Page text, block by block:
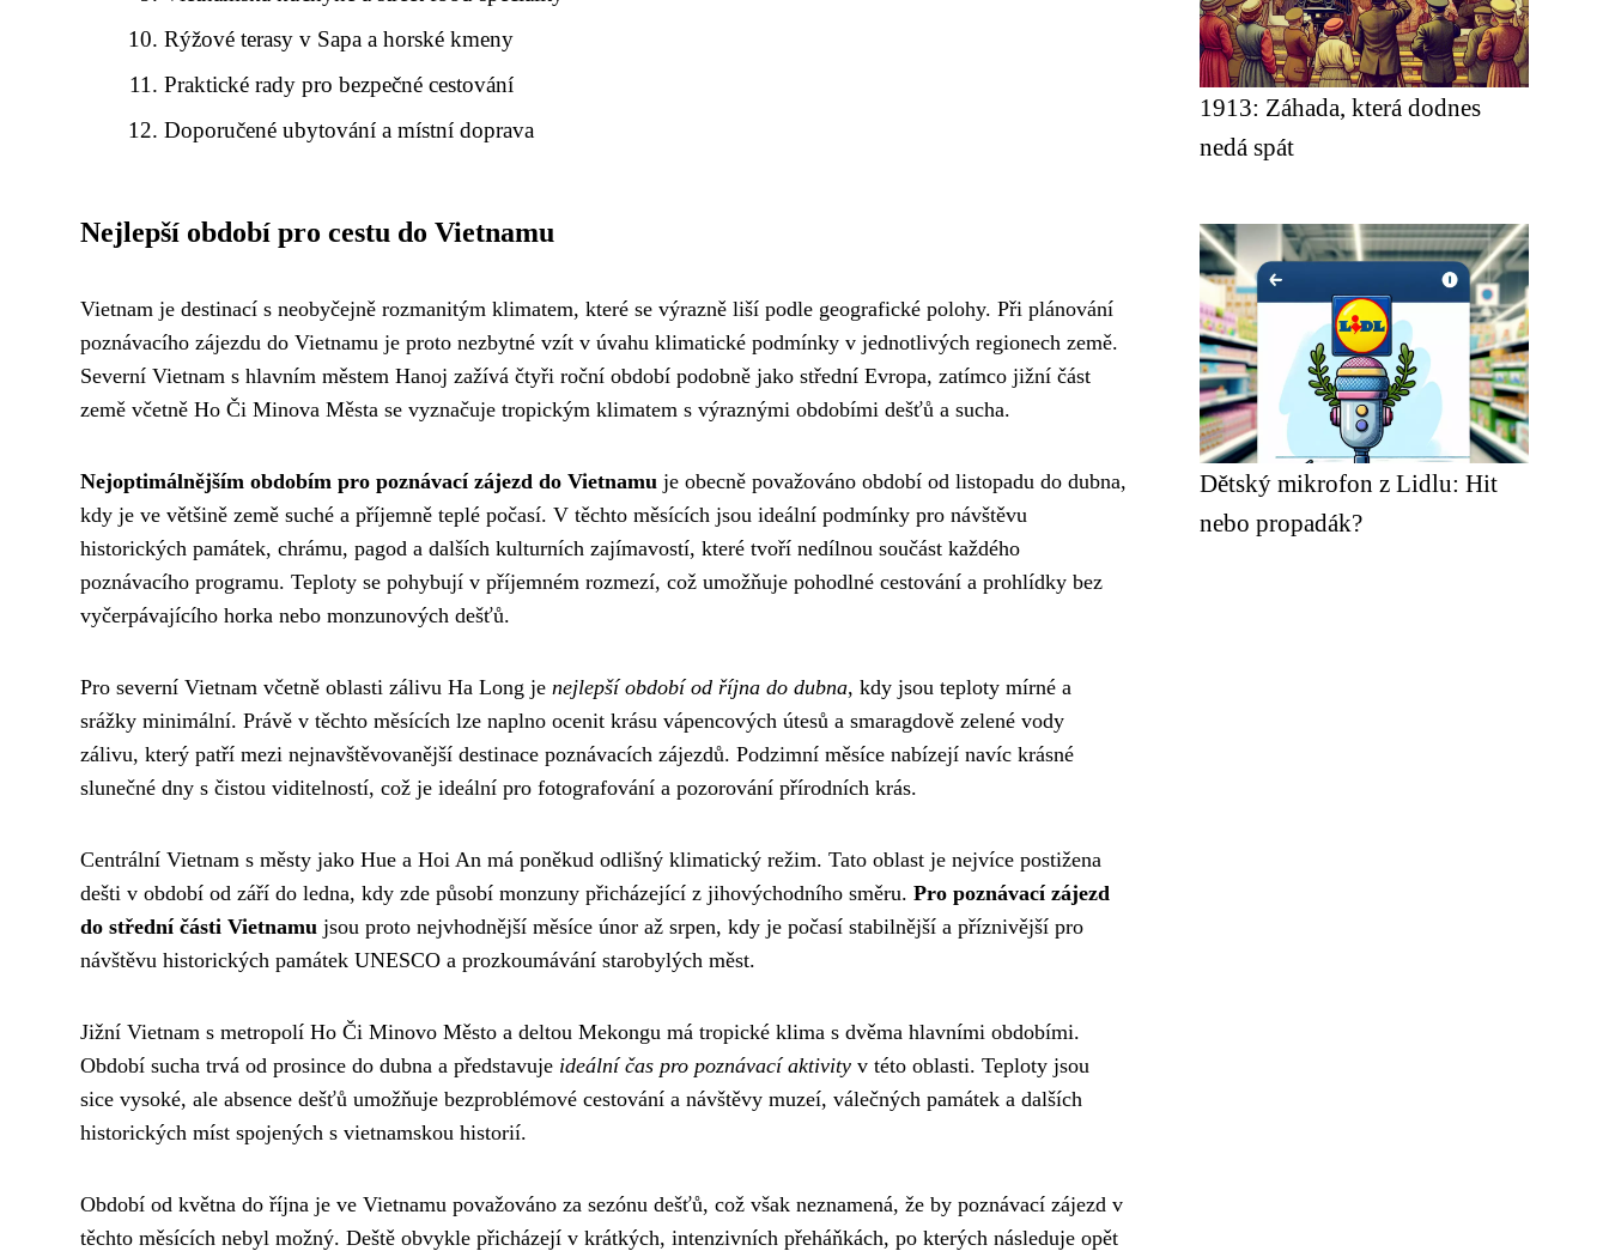
Rýžové terasy v Sapa a horské kmeny
Praktické rady pro bezpečné cestování
Doporučené ubytování a místní doprava
Nejlepší období pro cestu do Vietnamu
Vietnam je destinací s neobyčejně rozmanitým klimatem, které se výrazně liší podle geografické polohy. Při plánování
poznávacího zájezdu do Vietnamu je proto nezbytné vzít v úvahu klimatické podmínky v jednotlivých regionech země.
Severní Vietnam s hlavním městem Hanoj zažívá čtyři roční období podobně jako střední Evropa, zatímco jižní část
země včetně Ho Či Minova Města se vyznačuje tropickým klimatem s výraznými obdobími dešťů a sucha.
Nejoptimálnějším obdobím pro poznávací zájezd do Vietnamu je obecně považováno období od listopadu do dubna,
kdy je ve většině země suché a příjemně teplé počasí. V těchto měsících jsou ideální podmínky pro návštěvu
historických památek, chrámu, pagod a dalších kulturních zajímavostí, které tvoří nedílnou součást každého
poznávacího programu. Teploty se pohybují v příjemném rozmezí, což umožňuje pohodlné cestování a prohlídky bez
vyčerpávajícího horka nebo monzunových dešťů.
Pro severní Vietnam včetně oblasti zálivu Ha Long je nejlepší období od října do dubna, kdy jsou teploty mírné a
srážky minimální. Právě v těchto měsících lze naplno ocenit krásu vápencových útesů a smaragdově zelené vody
zálivu, který patří mezi nejnavštěvovanější destinace poznávacích zájezdů. Podzimní měsíce nabízejí navíc krásné
slunečné dny s čistou viditelností, což je ideální pro fotografování a pozorování přírodních krás.
Centrální Vietnam s městy jako Hue a Hoi An má poněkud odlišný klimatický režim. Tato oblast je nejvíce postižena
dešti v období od září do ledna, kdy zde působí monzuny přicházející z jihovýchodního směru. Pro poznávací zájezd
do střední části Vietnamu jsou proto nejvhodnější měsíce únor až srpen, kdy je počasí stabilnější a příznivější pro
návštěvu historických památek UNESCO a prozkoumávání starobylých měst.
Jižní Vietnam s metropolí Ho Či Minovo Město a deltou Mekongu má tropické klima s dvěma hlavními obdobími.
Období sucha trvá od prosince do dubna a představuje ideální čas pro poznávací aktivity v této oblasti. Teploty jsou
sice vysoké, ale absence dešťů umožňuje bezproblémové cestování a návštěvy muzeí, válečných památek a dalších
historických míst spojených s vietnamskou historií.
Období od května do října je ve Vietnamu považováno za sezónu dešťů, což však neznamená, že by poznávací zájezd v
těchto měsících nebyl možný. Deště obvykle přicházejí v krátkých, intenzivních přeháňkách, po kterých následuje opět
1913: Záhada, která dodnes
nedá spát
Dětský mikrofon z Lidlu: Hit
nebo propadák?